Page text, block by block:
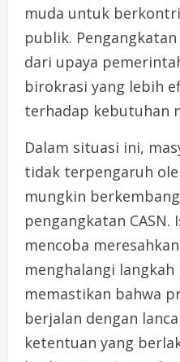
muda untuk
publik.
dari upaya
birokrasi yang lebih
terhadap kebutuhan
Dalam situasi ini,
tidak terpengaruh
mungkin
pengangkatan
mencoba
menghalangi
memastikan bahwa
berjalan dengan
ketentuan yang